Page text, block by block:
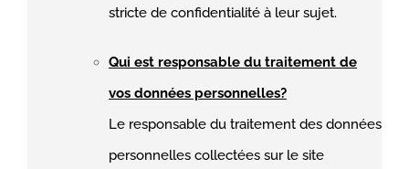
stricte de confidentialité à leur sujet.
Qui est responsable du traitement de
vos données personnelles?
Le responsable du traitement des données
personnelles collectées sur le site